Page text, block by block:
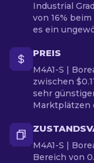
Industrial
von 16%
es ein
PREIS
M4A1-S |
zwischen
sehr
Marktplätzen
M4A1-S |
Bereich von